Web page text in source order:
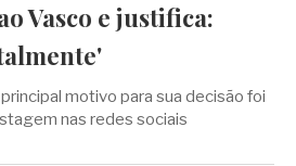
Vasco e justifica:
motivo para sua decisão foi
nas redes sociais